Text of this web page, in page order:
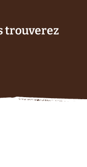
trouverez